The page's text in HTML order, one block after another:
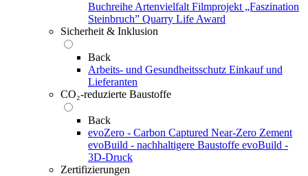
Buchreihe Artenvielfalt Filmprojekt „Faszination
Steinbruch” Quarry Life Award
Sicherheit & Inklusion
Back
Arbeits- und Gesundheitsschutz Einkauf und
Lieferanten
CO₂-reduzierte Baustoffe
Back
evoZero - Carbon Captured Near-Zero Zement
evoBuild - nachhaltigere Baustoffe evoBuild -
3D-Druck
Zertifizierungen